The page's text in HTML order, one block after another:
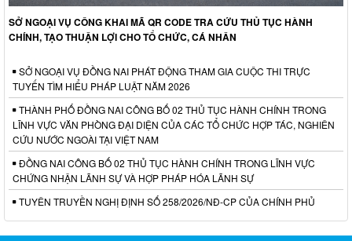
SỞ NGOẠI VỤ CÔNG KHAI MÃ QR CODE TRA CỨU THỦ TỤC HÀNH
CHÍNH, TẠO THUẬN LỢI CHO TỔ CHỨC, CÁ NHÂN
SỞ NGOẠI VỤ ĐỒNG NAI PHÁT ĐỘNG THAM GIA CUỘC THI TRỰC
TUYẾN TÌM HIỂU PHÁP LUẬT NĂM 2026
THÀNH PHỐ ĐỒNG NAI CÔNG BỐ 02 THỦ TỤC HÀNH CHÍNH TRONG
LĨNH VỰC VĂN PHÒNG ĐẠI DIỆN CỦA CÁC TỔ CHỨC HỢP TÁC, NGHIÊN
CỨU NƯỚC NGOÀI TẠI VIỆT NAM
ĐỒNG NAI CÔNG BỐ 02 THỦ TỤC HÀNH CHÍNH TRONG LĨNH VỰC
CHỨNG NHẬN LÃNH SỰ VÀ HỢP PHÁP HÓA LÃNH SỰ
TUYÊN TRUYỀN NGHỊ ĐỊNH SỐ 258/2026/NĐ-CP CỦA CHÍNH PHỦ